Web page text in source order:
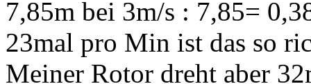
7,85m bei 3m/s : 7,85=
23mal pro Min ist das so
Meiner Rotor dreht aber